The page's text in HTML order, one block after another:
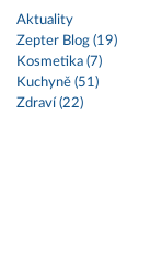
Aktuality
Zepter Blog (19)
Kosmetika (7)
Kuchyně (51)
Zdraví (22)